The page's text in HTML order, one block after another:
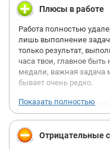
Плюсы в работе
Работа полностью
лишь выполнение задач
только результат,
часа твои, главное быть
медали, важная задача
бывает очень редко.
Важно учесть, что есть
привязаны к
которые так или иначе
Показать полностью
Отрицательные